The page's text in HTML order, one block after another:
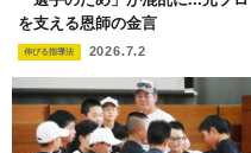
を支える恩師の金言
伸びる指導法 2026.7.2